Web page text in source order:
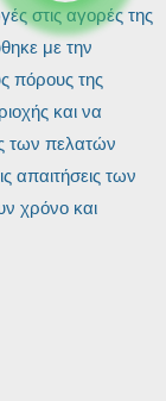
στις αγορές της
με την
πόρους της
και να
των πελατών
απαιτήσεις των
χρόνο και